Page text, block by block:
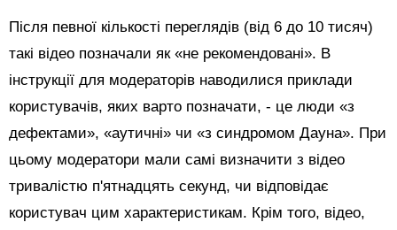
Після певної кількості переглядів (від 6 до 10 тисяч)
такі відео позначали як «не рекомендовані». В
інструкції для модераторів наводилися приклади
користувачів, яких варто позначати, - це люди «з
дефектами», «аутичні» чи «з синдромом Дауна». При
цьому модератори мали самі визначити з відео
тривалістю п'ятнадцять секунд, чи відповідає
користувач цим характеристикам. Крім того, відео,